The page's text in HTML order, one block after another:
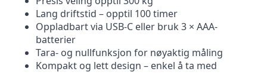
Lang driftstid – opptil 100 timer
Oppladbart via USB-C eller bruk 3 × AAA-
batterier
Tara- og nullfunksjon for nøyaktig måling
Kompakt og lett design – enkel å ta med